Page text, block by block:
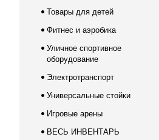
Товары для детей
Фитнес и аэробика
Уличное спортивное
оборудование
Электротранспорт
Универсальные стойки
Игровые арены
ВЕСЬ ИНВЕНТАРЬ